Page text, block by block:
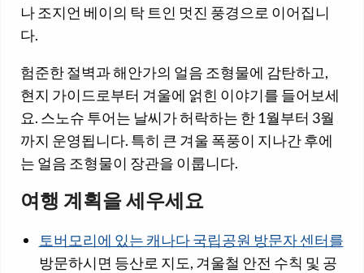
나 조지언 베이의 탁 트인 멋진 풍경으로 이어집니
다.
험준한 절벽과 해안가의 얼음 조형물에 감탄하고,
현지 가이드로부터 겨울에 얽힌 이야기를 들어보세
요. 스노슈 투어는 날씨가 허락하는 한 1월부터 3월
까지 운영됩니다. 특히 큰 겨울 폭풍이 지나간 후에
는 얼음 조형물이 장관을 이룹니다.
여행 계획을 세우세요
토버모리에 있는 캐나다 국립공원 방문자 센터를
방문하시면 등산로 지도, 겨울철 안전 수칙 및 공